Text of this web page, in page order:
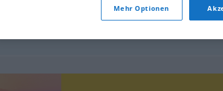
Mehr Optionen